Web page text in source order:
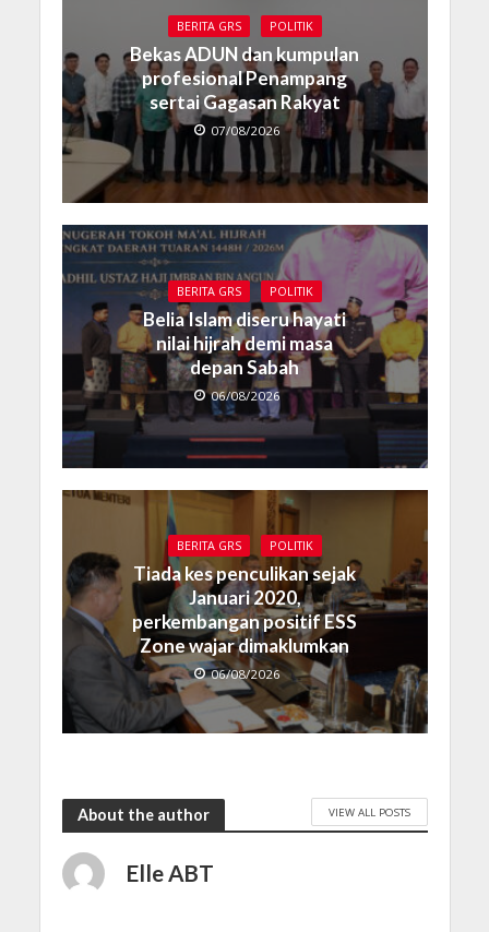
BERITA GRS POLITIK
Bekas ADUN dan kumpulan
profesional Penampang
sertai Gagasan Rakyat
07/08/2026
BERITA GRS POLITIK
Belia Islam diseru hayati
nilai hijrah demi masa
depan Sabah
06/08/2026
BERITA GRS POLITIK
Tiada kes penculikan sejak
Januari 2020,
perkembangan positif ESS
Zone wajar dimaklumkan
06/08/2026
About the author VIEW ALL POSTS
Elle ABT